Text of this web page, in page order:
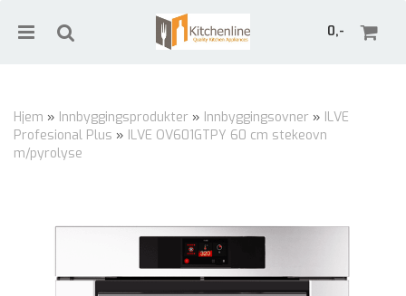
0,-
Hjem » Innbyggingsprodukter » Innbyggingsovner » ILVE
Profesional Plus » ILVE OV601GTPY 60 cm stekeovn
m/pyrolyse